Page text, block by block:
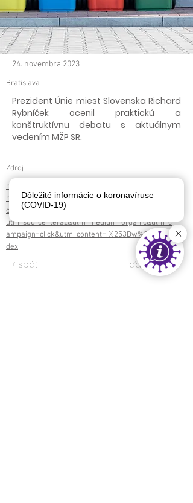
24. novembra 2023
Bratislava
Prezident Únie miest Slovenska Richard
Rybníček ocenil praktickú a
konštruktívnu debatu s aktuálnym
vedením MŽP SR.
Zdroj
https://www.teraz.sk/slovensko/taraba-
mechanicko-biologicka-uprava-o/756744-
clanok.html?
utm_source=teraz&utm_medium=organic&utm_c
ampaign=click&utm_content=.%253Bw%253BwIn
dex
< späť ďalej >
Dôležité informácie o koronavíruse
(COVID-19)